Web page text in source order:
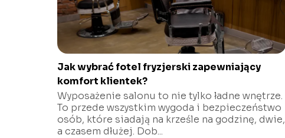
Jak wybrać fotel fryzjerski zapewniający
komfort klientek?
Wyposażenie salonu to nie tylko ładne wnętrze.
To przede wszystkim wygoda i bezpieczeństwo
osób, które siadają na krześle na godzinę, dwie,
a czasem dłużej. Dob...